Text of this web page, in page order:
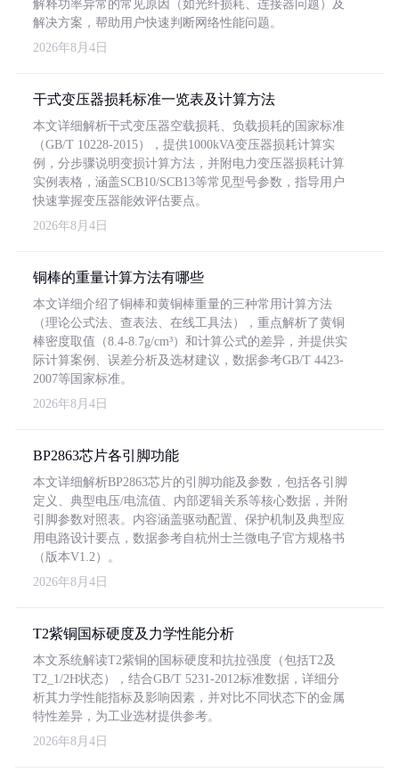
解释功率异常的常见原因（如光纤损耗、连接器问题）及
解决方案，帮助用户快速判断网络性能问题。
2026年8月4日
干式变压器损耗标准一览表及计算方法
本文详细解析干式变压器空载损耗、负载损耗的国家标准
（GB/T 10228-2015），提供1000kVA变压器损耗计算实
例，分步骤说明变损计算方法，并附电力变压器损耗计算
实例表格，涵盖SCB10/SCB13等常见型号参数，指导用户
快速掌握变压器能效评估要点。
2026年8月4日
铜棒的重量计算方法有哪些
本文详细介绍了铜棒和黄铜棒重量的三种常用计算方法
（理论公式法、查表法、在线工具法），重点解析了黄铜
棒密度取值（8.4-8.7g/cm³）和计算公式的差异，并提供实
际计算案例、误差分析及选材建议，数据参考GB/T 4423-
2007等国家标准。
2026年8月4日
BP2863芯片各引脚功能
本文详细解析BP2863芯片的引脚功能及参数，包括各引脚
定义、典型电压/电流值、内部逻辑关系等核心数据，并附
引脚参数对照表。内容涵盖驱动配置、保护机制及典型应
用电路设计要点，数据参考自杭州士兰微电子官方规格书
（版本V1.2）。
2026年8月4日
T2紫铜国标硬度及力学性能分析
本文系统解读T2紫铜的国标硬度和抗拉强度（包括T2及
T2_1/2H状态），结合GB/T 5231-2012标准数据，详细分
析其力学性能指标及影响因素，并对比不同状态下的金属
特性差异，为工业选材提供参考。
2026年8月4日